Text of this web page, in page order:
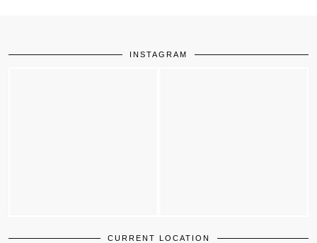
INSTAGRAM
CURRENT LOCATION